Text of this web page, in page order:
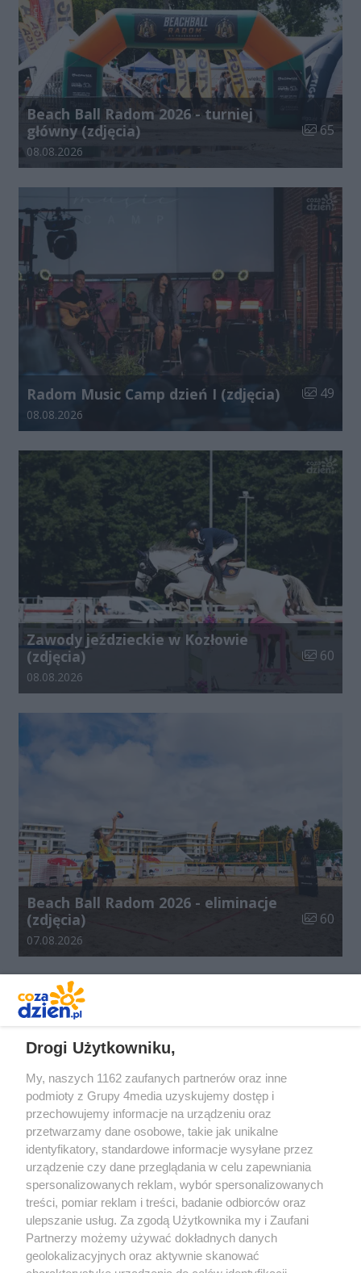
Beach Ball Radom 2026 - turniej
główny (zdjęcia)
Liczba
65
Data dodania galerii:
08.08.2026
Radom Music Camp dzień I (zdjęcia) Liczba
49
Data dodania galerii:
08.08.2026
Zawody jeździeckie w Kozłowie
(zdjęcia)
Liczba
60
Data dodania galerii:
08.08.2026
Beach Ball Radom 2026 - eliminacje
(zdjęcia)
Liczba
60
Data dodania galerii:
07.08.2026
Redakcja Reklama Prywatność
Praca Łódź
the:protocol
Drogi Użytkowniku,
My, naszych 1162 zaufanych partnerów oraz inne
podmioty z Grupy 4media uzyskujemy dostęp i
przechowujemy informacje na urządzeniu oraz
przetwarzamy dane osobowe, takie jak unikalne
identyfikatory, standardowe informacje wysyłane przez
urządzenie czy dane przeglądania w celu zapewniania
spersonalizowanych reklam, wybór spersonalizowanych
treści, pomiar reklam i treści, badanie odbiorców oraz
ulepszanie usług. Za zgodą Użytkownika my i Zaufani
Partnerzy możemy używać dokładnych danych
geolokalizacyjnych oraz aktywnie skanować